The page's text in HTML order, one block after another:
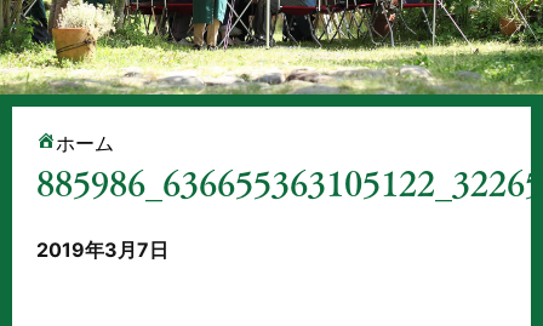
ホーム
2019年3月7日